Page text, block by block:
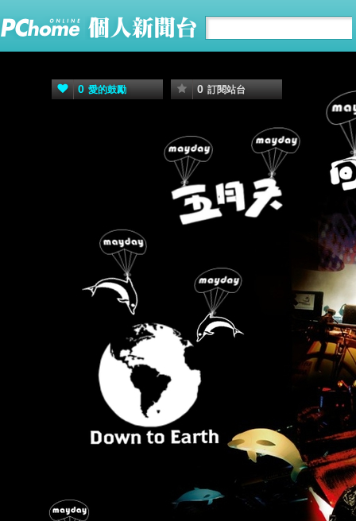
0 愛的鼓勵 0 訂閱站台